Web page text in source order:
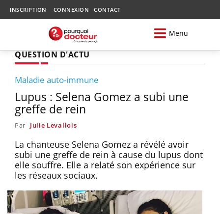
INSCRIPTION CONNEXION CONTACT
Menu
QUESTION D'ACTU
Maladie auto-immune
Lupus : Selena Gomez a subi une
greffe de rein
Par Julie Levallois
La chanteuse Selena Gomez a révélé avoir
subi une greffe de rein à cause du lupus dont
elle souffre. Elle a relaté son expérience sur
les réseaux sociaux.